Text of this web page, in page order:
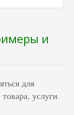
и
для
услуги